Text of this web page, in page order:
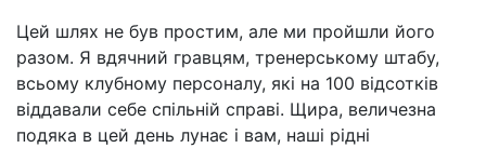
Цей шлях не був простим, але ми пройшли його
разом. Я вдячний гравцям, тренерському штабу,
всьому клубному персоналу, які на 100 відсотків
віддавали себе спільній справі. Щира, величезна
подяка в цей день лунає і вам, наші рідні